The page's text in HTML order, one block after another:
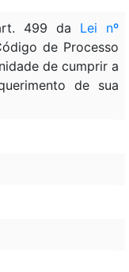
499 da Lei nº
de Processo
de cumprir a
de sua